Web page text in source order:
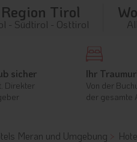
Tirol
- Südtirol - Osttirol
sicher
Direkter
Ihr
Von der
der gesamte
Meran und Umgebung